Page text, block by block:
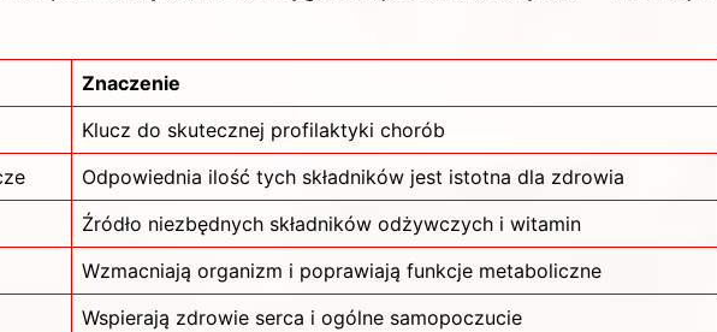
Znaczenie
Klucz do skutecznej profilaktyki chorób
Odpowiednia ilość tych składników jest istotna dla zdrowia
Źródło niezbędnych składników odżywczych i witamin
Wzmacniają organizm i poprawiają funkcje metaboliczne
Wspierają zdrowie serca i ogólne samopoczucie